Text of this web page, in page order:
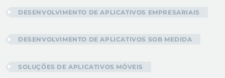
DESENVOLVIMENTO DE APLICATIVOS EMPRESARIAIS
DESENVOLVIMENTO DE APLICATIVOS SOB MEDIDA
SOLUÇÕES DE APLICATIVOS MÓVEIS